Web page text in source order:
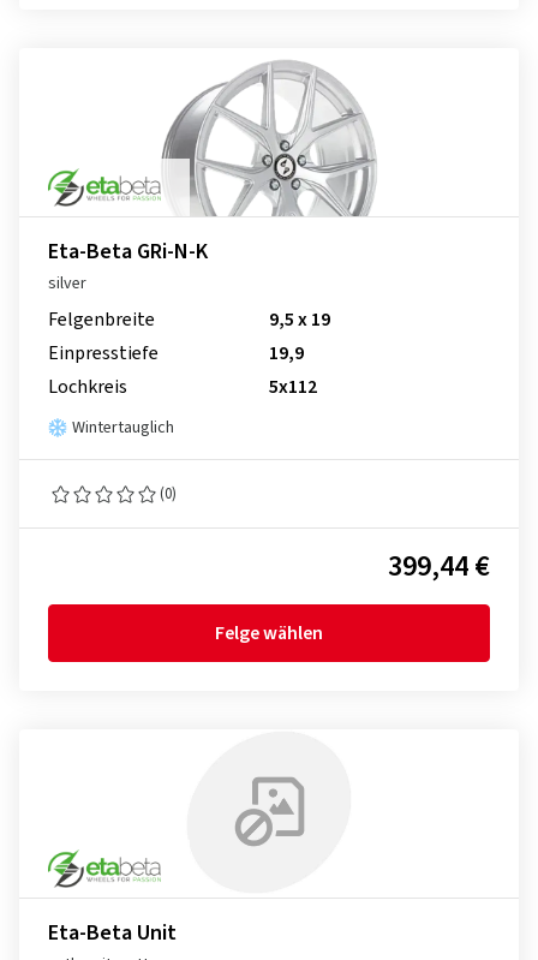
Eta-Beta GRi-N-K
silver
Felgenbreite
9,5 x 19
Einpresstiefe
19,9
Lochkreis
5x112
Wintertauglich
(0)
399,44 €
Felge wählen
Eta-Beta Unit